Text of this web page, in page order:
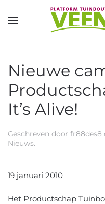
Overslaan en naar de
Nieuwe
It’s Alive!
Geschreven door fr88des8
Nieuws.
19 januari 2010
Het Productschap